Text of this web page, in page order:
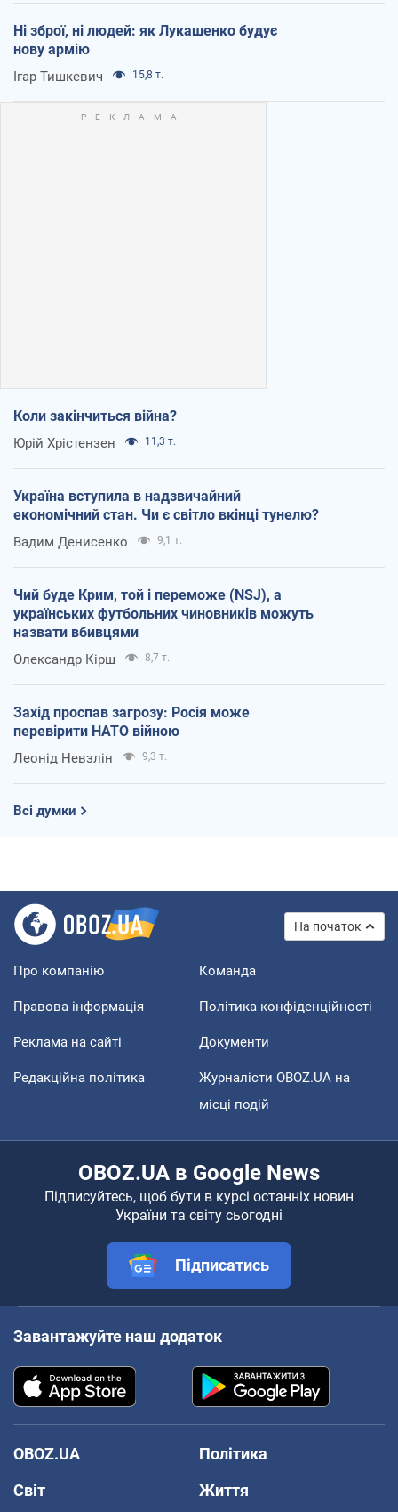
Ні зброї, ні людей: як Лукашенко будує
нову армію
Ігар Тишкевич 15,8 т.
Коли закінчиться війна?
Юрій Хрістензен 11,3 т.
Україна вступила в надзвичайний
економічний стан. Чи є світло вкінці тунелю?
Вадим Денисенко 9,1 т.
Чий буде Крим, той і переможе (NSJ), а
українських футбольних чиновників можуть
назвати вбивцями
Олександр Кірш 8,7 т.
Захід проспав загрозу: Росія може
перевірити НАТО війною
Леонід Невзлін 9,3 т.
Всі думки
На початок
Про компанію Команда
Правова інформація Політика конфіденційності
Реклама на сайті Документи
Редакційна політика
Журналісти OBOZ.UA на
місці подій
OBOZ.UA в Google News
Підписуйтесь, щоб бути в курсі останніх новин
України та світу сьогодні
Підписатись
Завантажуйте наш додаток
OBOZ.UA
Політика
Світ
Життя